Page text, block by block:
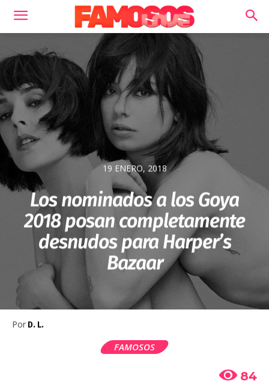
19 ENERO, 2018
Los nominados a los Goya
2018 posan completamente
desnudos para Harper’s
Bazaar
Por D. L.
FAMOSOS
84